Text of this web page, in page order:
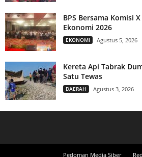
BPS Bersama Komisi
Ekonomi 2026
EKONOMI Agustus 5, 2026
Kereta Api Tabrak
Satu Tewas
DAERAH Agustus 3, 2026
Pedoman Media Siber